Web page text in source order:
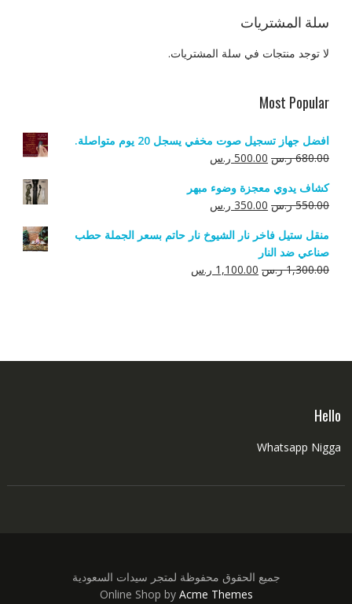
سلة المشتريات
لا توجد منتجات في سلة المشتريات.
Most Popular
افضل جهاز تسجيل صوت مخفي يسجل 20 يوم متواصلة.
680.00 ر.س السعر
هو:
680.00 ر.س.
500.00 ر.سالسعر
هو:
500.00 ر.س.
كشاف يدوي معجزة وضوء مبهر
550.00 ر.س السعر
هو:
550.00 ر.س.
350.00 ر.سالسعر
هو:
منقل ستيل فاخر نار الشيوخ نار حاتم بسعر الجملة حطب
صناعي ضد النار
1,300.00 ر.س السعر
1,100.00 ر.سالسعر
Hello
Whatsapp Nigga
جميع الحقوق محفوظة لمتجر سيدات السعودية
Online Shop by Acme Themes